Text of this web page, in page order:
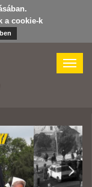
a cookie-k
Toggle